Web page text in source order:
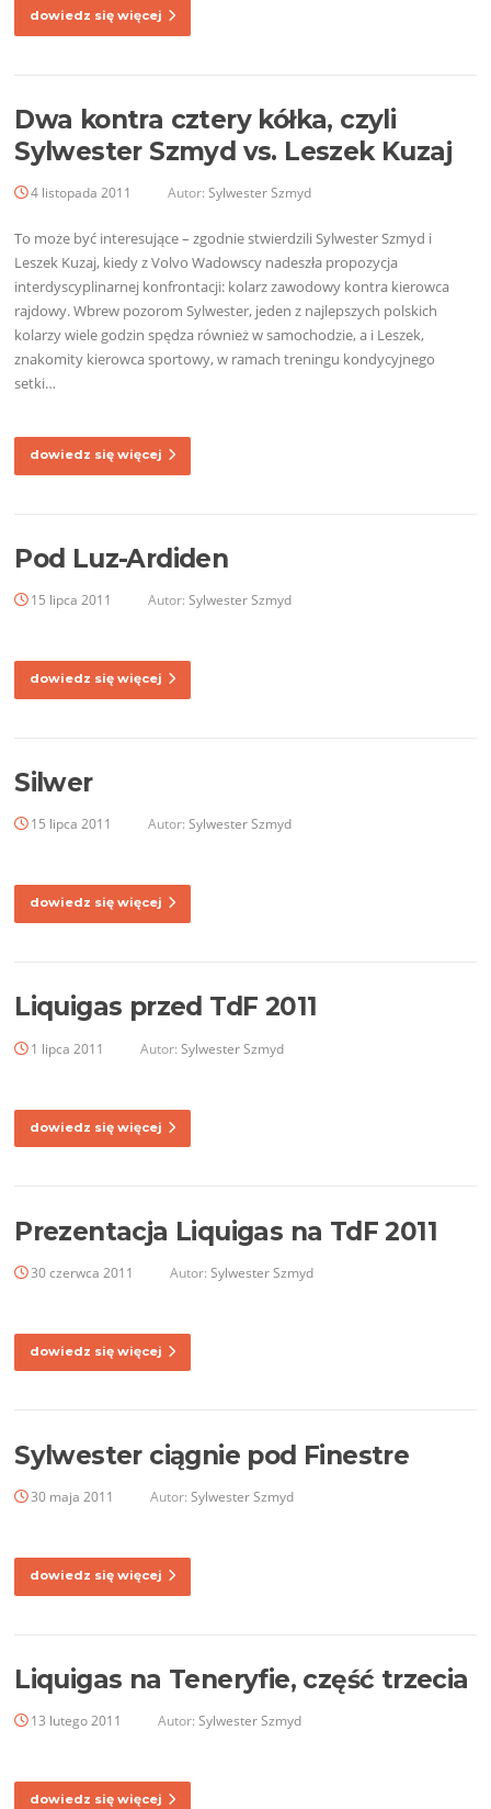
dowiedz się więcej
Dwa kontra cztery kółka, czyli
Sylwester Szmyd vs. Leszek Kuzaj
4 listopada 2011 Autor:Sylwester Szmyd
To może być interesujące – zgodnie stwierdzili Sylwester Szmyd i
Leszek Kuzaj, kiedy z Volvo Wadowscy nadeszła propozycja
interdyscyplinarnej konfrontacji: kolarz zawodowy kontra kierowca
rajdowy. Wbrew pozorom Sylwester, jeden z najlepszych polskich
kolarzy wiele godzin spędza również w samochodzie, a i Leszek,
znakomity kierowca sportowy, w ramach treningu kondycyjnego
setki…
dowiedz się więcej
Pod Luz-Ardiden
15 lipca 2011 Autor:Sylwester Szmyd
dowiedz się więcej
Silwer
15 lipca 2011 Autor:Sylwester Szmyd
dowiedz się więcej
Liquigas przed TdF 2011
1 lipca 2011 Autor:Sylwester Szmyd
dowiedz się więcej
Prezentacja Liquigas na TdF 2011
30 czerwca 2011 Autor:Sylwester Szmyd
dowiedz się więcej
Sylwester ciągnie pod Finestre
30 maja 2011 Autor:Sylwester Szmyd
dowiedz się więcej
Liquigas na Teneryfie, część trzecia
13 lutego 2011 Autor:Sylwester Szmyd
dowiedz się więcej